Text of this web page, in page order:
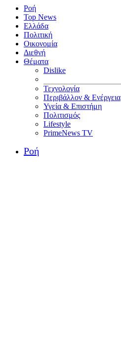
Ροή
Top News
Ελλάδα
Πολιτική
Οικονομία
Διεθνή
Θέματα
Dislike
Τεχνολογία
Περιβάλλον & Ενέργεια
Υγεία & Επιστήμη
Πολιτισμός
Lifestyle
PrimeNews TV
Ροή